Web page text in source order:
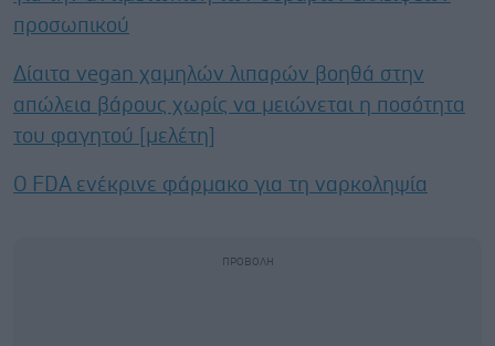
προσωπικού
Δίαιτα vegan χαμηλών λιπαρών βοηθά στην
απώλεια βάρους χωρίς να μειώνεται η ποσότητα
του φαγητού [μελέτη]
Ο FDA ενέκρινε φάρμακο για τη ναρκοληψία